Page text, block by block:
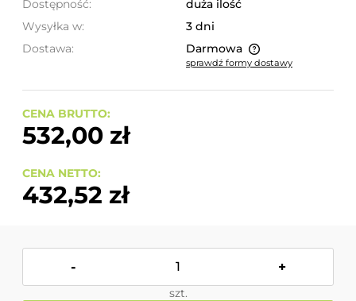
Dostępność:
duża ilość
Wysyłka w:
3 dni
Dostawa:
Darmowa
Cena nie zawiera ewentualnych kosztów płatności
sprawdź formy dostawy
CENA BRUTTO:
532,00 zł
CENA NETTO:
432,52 zł
- +
szt.